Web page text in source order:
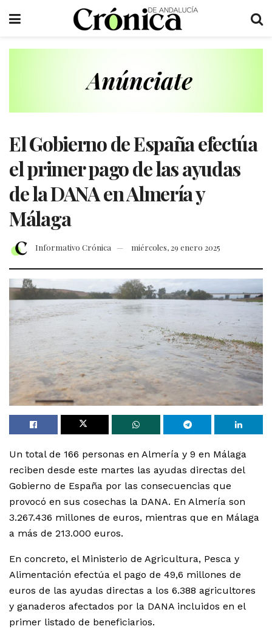
El Gobierno de España efectúa
el primer pago de las ayudas
de la DANA en Almería y
Málaga
Informativo Crónica miércoles, 29 enero 2025
Un total de 166 personas en Almería y 9 en Málaga
reciben desde este martes las ayudas directas del
Gobierno de España por las consecuencias que
provocó en sus cosechas la DANA. En Almería son
3.267.436 millones de euros, mientras que en Málaga
a más de 213.000 euros.
En concreto, el Ministerio de Agricultura, Pesca y
Alimentación efectúa el pago de 49,6 millones de
euros de las ayudas directas a los 6.388 agricultores
y ganaderos afectados por la DANA incluidos en el
primer listado de beneficiarios.